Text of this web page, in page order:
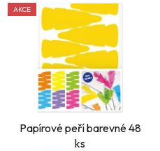
AKCE
Papírové peří barevné 48
ks